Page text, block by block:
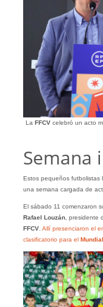
La FFCVcelebró un acto
Semana
Estos pequeños futbolistas
una semana cargada de
El sábado 11 comenzaron
Rafael Louzán, presidente
FFCV. Allí presenciaron el
clasificatorio para el Mundial